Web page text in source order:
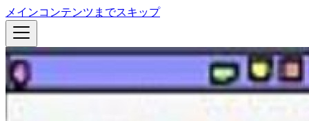
メインコンテンツまでスキップ